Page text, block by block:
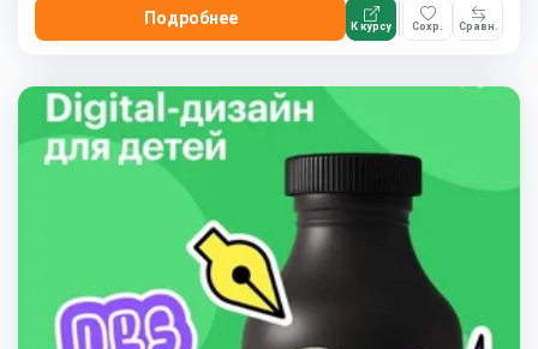
Подробнее К курсу Сохр. Сравн.